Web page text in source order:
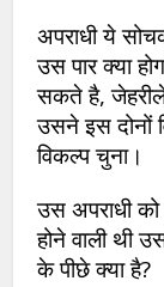
अपराधी ये
उस पार क्या
सकते है,
उसने इस दोनों
विकल्प चुना।
उस अपराधी
होने वाली थी
के पीछे क्या है?